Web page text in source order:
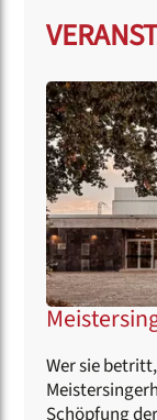
Wer sie
Schöpfung